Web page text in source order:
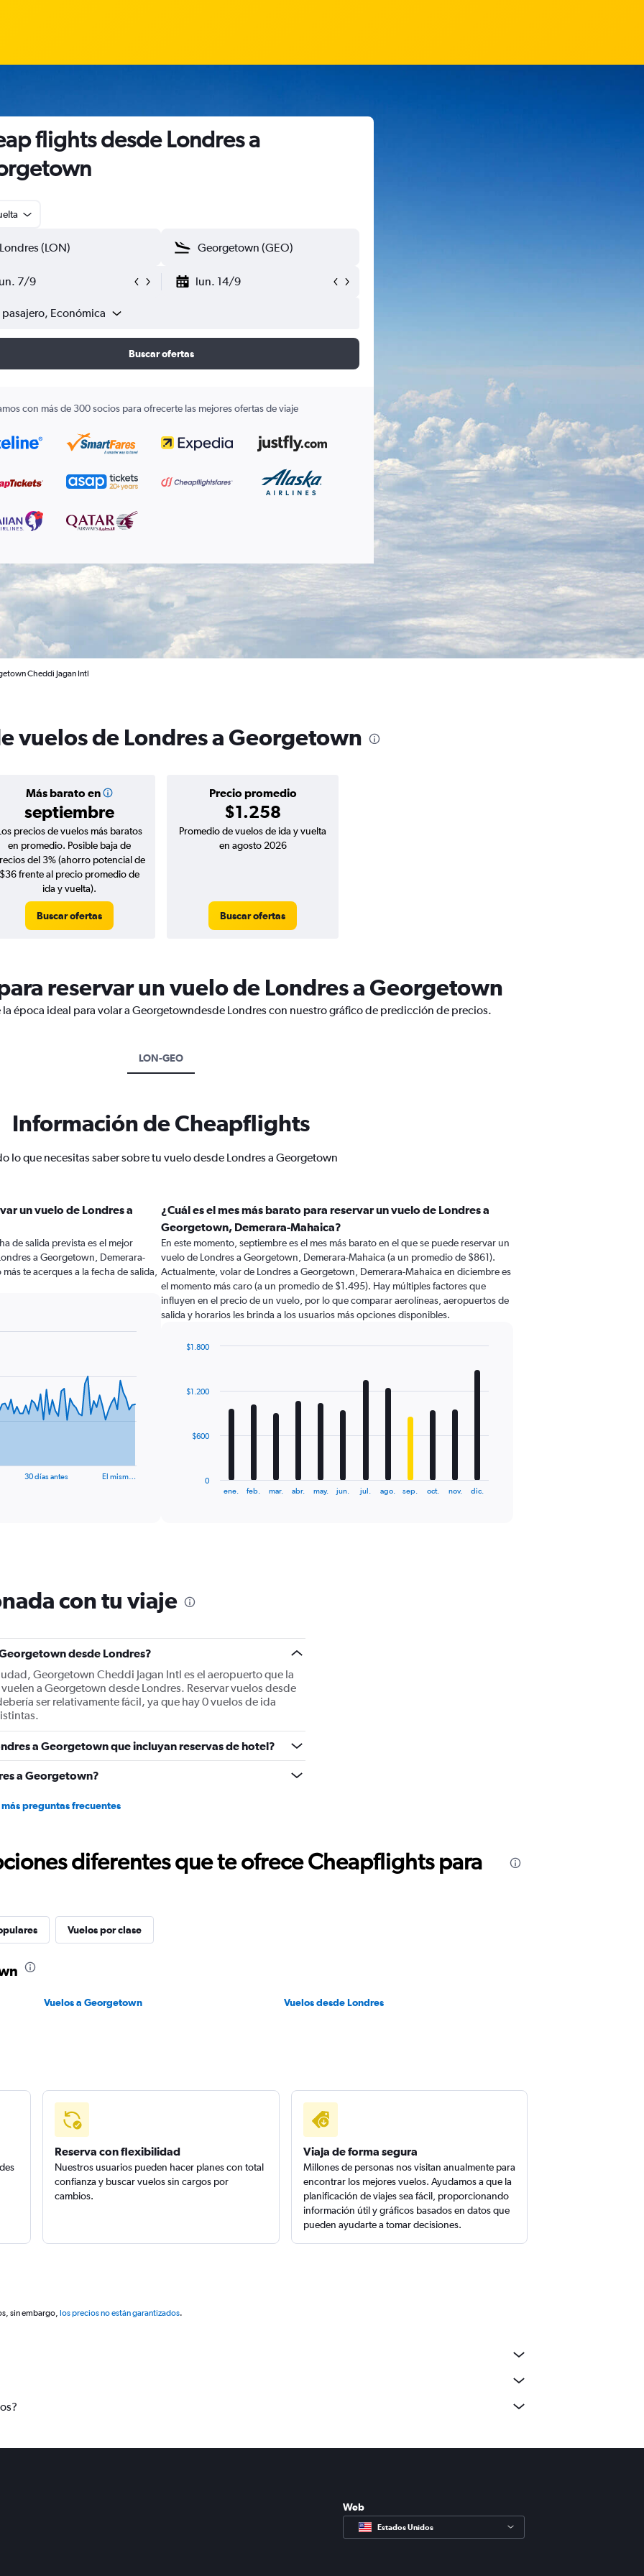
flights desde Londres a
7/9 lun. 14/9
pasajero, Económica
Buscar ofertas
con más de 300 socios para ofrecerte las mejores ofertas de viaje
Cheddi Jagan Intl
vuelos de Londres a Georgetown
Más barato en
septiembre
Precio promedio
$1.258
precios de vuelos más baratos
en promedio. Posible baja de
del 3% (ahorro potencial de
$36 frente al precio promedio de
ida y vuelta).
Buscar ofertas
Promedio de vuelos de ida y vuelta
en agosto 2026
Buscar ofertas
reservar un vuelo de Londres a Georgetown
época ideal para volar a Georgetowndesde Londres con nuestro gráfico de predicción de precios.
LON-GEO
Información de Cheapflights
lo que necesitas saber sobre tu vuelo desde Londres a Georgetown
un vuelo de Londres a
de salida prevista es el mejor
a Georgetown, Demerara-
te acerques a la fecha de salida,
30 días antes El mism…
¿Cuál es el mes más barato para reservar un vuelo de Londres a
Georgetown, Demerara-Mahaica?
En este momento, septiembre es el mes más barato en el que se puede reservar un
vuelo de Londres a Georgetown, Demerara-Mahaica (a un promedio de $861).
Actualmente, volar de Londres a Georgetown, Demerara-Mahaica en diciembre es
el momento más caro (a un promedio de $1.495). Hay múltiples factores que
influyen en el precio de un vuelo, por lo que comparar aerolíneas, aeropuertos de
salida y horarios les brinda a los usuarios más opciones disponibles.
12
The
chart
Y
displaying
values.
Range:
0
1800.
ene. feb. mar. abr. may. jun. jul. ago. sep. oct. nov. dic.
0
$600
$1.200
$1.800
con tu viaje
desde Londres?
Georgetown Cheddi Jagan Intl es el aeropuerto que la
a Georgetown desde Londres. Reservar vuelos desde
ser relativamente fácil, ya que hay 0 vuelos de ida
a Georgetown que incluyan reservas de hotel?
a Georgetown?
más preguntas frecuentes
diferentes que te ofrece Cheapflights para
Vuelos por clase
Vuelos a Georgetown
Vuelos desde Londres
Reserva con flexibilidad
Nuestros usuarios pueden hacer planes con total
confianza y buscar vuelos sin cargos por
cambios.
Viaja de forma segura
Millones de personas nos visitan anualmente para
encontrar los mejores vuelos. Ayudamos a que la
planificación de viajes sea fácil, proporcionando
información útil y gráficos basados en datos que
pueden ayudarte a tomar decisiones.
sin embargo, los precios no están garantizados.
Web
Estados Unidos